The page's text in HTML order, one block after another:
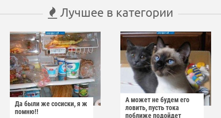
Лучшее в категории
Да были же сосиски, я ж
помню!!
А может не будем его
ловить, пусть тока
поближе подойдет